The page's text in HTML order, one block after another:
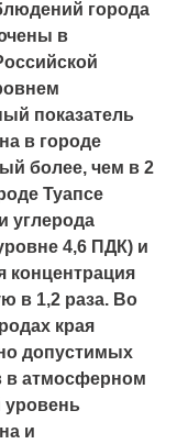
города
в
показатель
в городе
более, чем в 2
Туапсе
углерода
4,6 ПДК) и
концентрация
в 1,2 раза. Во
края
допустимых
в атмосферном
уровень
и